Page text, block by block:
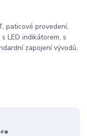
paticové provedení,
LED indikátorem, s
zapojení vývodů,